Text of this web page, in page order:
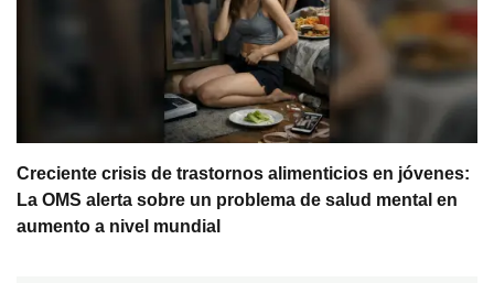
Creciente crisis de trastornos alimenticios en jóvenes:
La OMS alerta sobre un problema de salud mental en
aumento a nivel mundial